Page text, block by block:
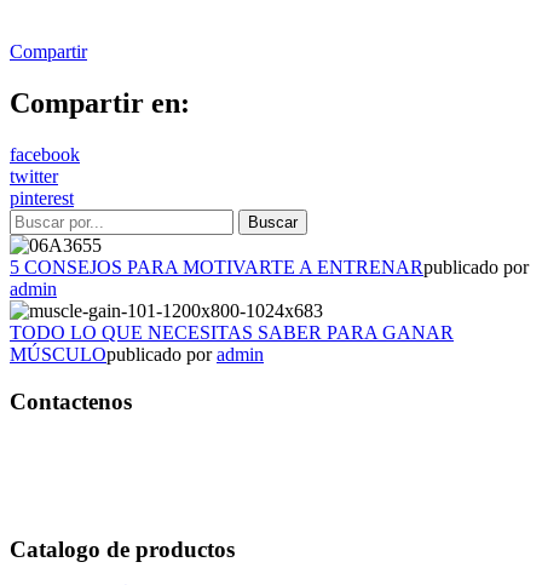
Compartir
Compartir en:
facebook
twitter
pinterest
5 CONSEJOS PARA MOTIVARTE A ENTRENARpublicado por
admin
TODO LO QUE NECESITAS SABER PARA GANAR
MÚSCULOpublicado poradmin
Contactenos
Catalogo de productos